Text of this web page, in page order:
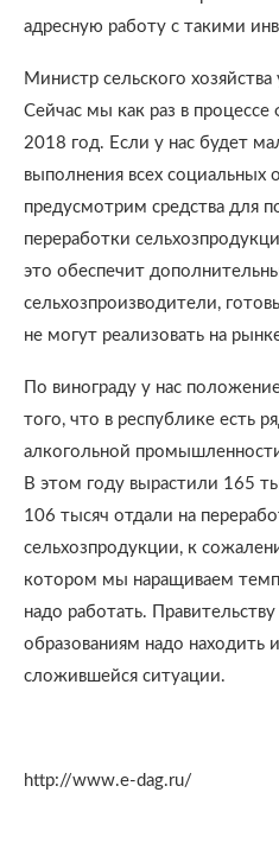
адресную работу с такими
Министр сельского
Сейчас мы как раз в
2018 год. Если у нас будет
выполнения всех социальных
предусмотрим средства для
переработки
это обеспечит
сельхозпроизводители,
не могут реализовать на
По винограду у нас
того, что в республике есть
алкогольной
В этом году вырастили 165
106 тысяч отдали на
сельхозпродукции, к
котором мы наращиваем
надо работать.
образованиям надо находить
сложившейся ситуации.
http://www.e-dag.ru/